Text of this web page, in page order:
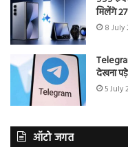
मिलेंगे
8 July
देखना
5 July
ऑटो जगत